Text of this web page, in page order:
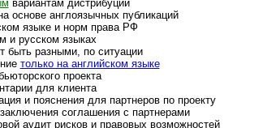
вари­ан­там дист­ри­буции
основе англо­языч­ных пуб­ли­ка­ций
языке и норм права РФ
и рус­ском язы­ках
быть раз­ными, по ситу­ации
только на анг­лий­ском языке
про­екта
для кли­ента
и поясне­ния для парт­неров по про­екту
согла­ше­ния с парт­не­рами
аудит рис­ков и пра­во­вых воз­мож­ностей